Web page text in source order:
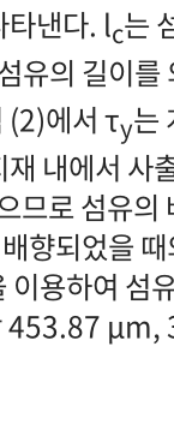
타낸다. lc는
유의 길이
(2)에서 τy는
내에서 사
므로 섬유
향되었을
이용하여
453.87 μm,